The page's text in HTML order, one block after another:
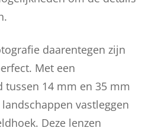
daarentegen zijn
Met een
tussen 14 mm en 35 mm
vastleggen
Deze lenzen